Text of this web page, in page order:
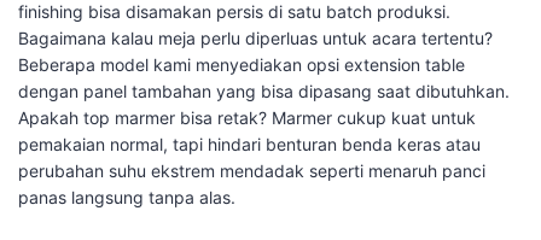
finishing bisa disamakan persis di satu batch produksi.
Bagaimana kalau meja perlu diperluas untuk acara tertentu?
Beberapa model kami menyediakan opsi extension table
dengan panel tambahan yang bisa dipasang saat dibutuhkan.
Apakah top marmer bisa retak? Marmer cukup kuat untuk
pemakaian normal, tapi hindari benturan benda keras atau
perubahan suhu ekstrem mendadak seperti menaruh panci
panas langsung tanpa alas.